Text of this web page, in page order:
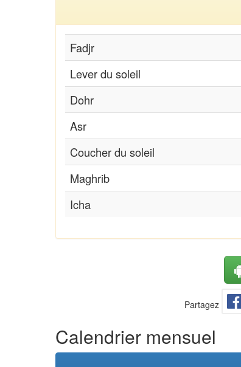
Fadjr
Lever du soleil
Dohr
Asr
Coucher du soleil
Maghrib
Icha
Partagez
Calendrier mensuel